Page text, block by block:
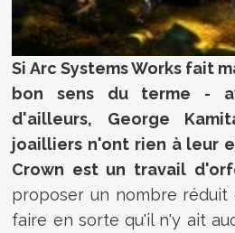
Si Arc Systems Works fait
bon sens du terme -
d'ailleurs, George
joailliers n'ont rien à leur
Crown est un travail
proposer un nombre réduit
faire en sorte qu'il n'y ait